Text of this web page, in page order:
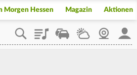
Morgen Hessen Magazin Aktionen
PlaylistStaupilotWetterWebcam